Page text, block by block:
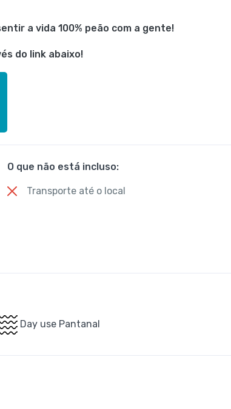
a vida 100% peão com a gente!
do link abaixo!
O que não está incluso:
Transporte até o local
Day use Pantanal